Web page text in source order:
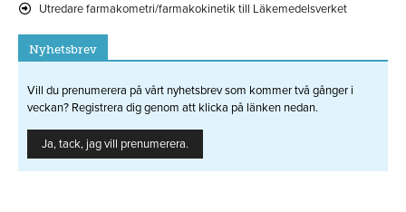
Utredare farmakometri/farmakokinetik till Läkemedelsverket
Nyhetsbrev
Vill du prenumerera på vårt nyhetsbrev som kommer två gånger i
veckan? Registrera dig genom att klicka på länken nedan.
Ja, tack, jag vill prenumerera.